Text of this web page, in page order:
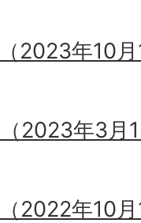
2023年10
2023年3月
2022年10